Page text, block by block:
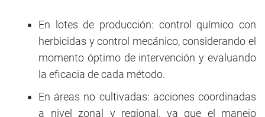
En lotes de producción: control químico con
herbicidas y control mecánico, considerando el
momento óptimo de intervención y evaluando
la eficacia de cada método.
En áreas no cultivadas: acciones coordinadas
a nivel zonal y regional, ya que el manejo